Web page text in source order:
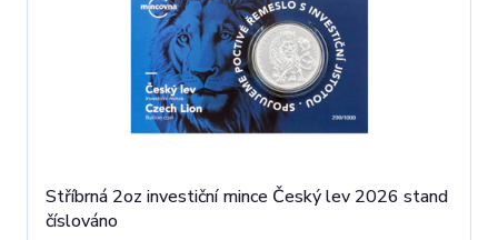
Stříbrná 2oz investiční mince Český lev 2026 stand
číslováno